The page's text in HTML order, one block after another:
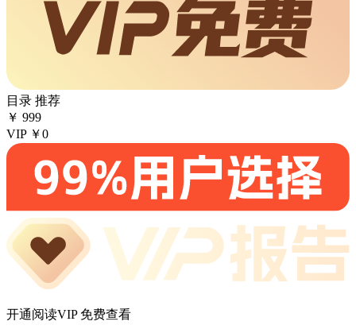
目录 推荐
￥ 999
VIP ￥0
开通阅读VIP 免费查看